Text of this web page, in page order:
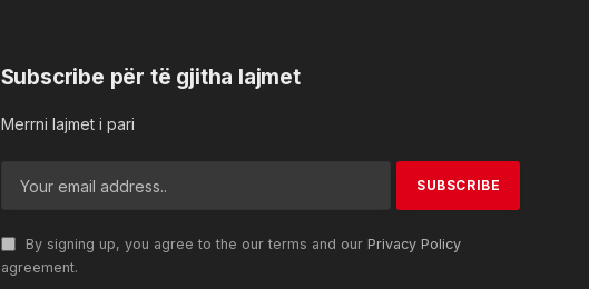
Subscribe për të gjitha lajmet
Merrni lajmet i pari
By signing up, you agree to the our terms and our Privacy Policy
agreement.